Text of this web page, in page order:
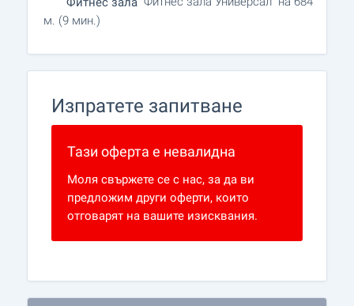
м. (9 мин.)
Изпратете запитване
Тази оферта е невалидна
Моля свържете се с нас, за да ви
предложим други оферти, които
отговарят на вашите изисквания.